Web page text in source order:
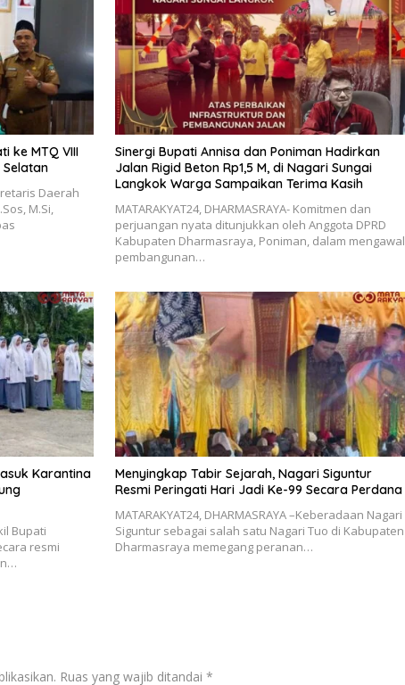
ke MTQ VIII
Selatan
Daerah
M.Si,
Sinergi Bupati Annisa dan Poniman Hadirkan
Jalan Rigid Beton Rp1,5 M, di Nagari Sungai
Langkok Warga Sampaikan Terima Kasih
MATARAKYAT24, DHARMASRAYA- Komitmen dan
perjuangan nyata ditunjukkan oleh Anggota DPRD
Kabupaten Dharmasraya, Poniman, dalam mengawal
pembangunan…
Karantina
Bupati
resmi
Menyingkap Tabir Sejarah, Nagari Siguntur
Resmi Peringati Hari Jadi Ke-99 Secara Perdana
MATARAKYAT24, DHARMASRAYA –Keberadaan Nagari
Siguntur sebagai salah satu Nagari Tuo di Kabupaten
Dharmasraya memegang peranan…
Ruas yang wajib ditandai *